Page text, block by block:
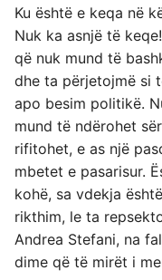
Ku është e keqa në
Nuk ka asnjë të
që nuk mund të
dhe ta përjetojmë si
apo besim politikë.
mund të ndërohet
rifitohet, e as një
mbetet e pasarisur.
kohë, sa vdekja
rikthim, le ta
Andrea Stefani, na
dime që të mirët i